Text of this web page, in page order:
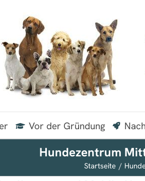
Vor der Gründung
Hundezentrum
Startseite